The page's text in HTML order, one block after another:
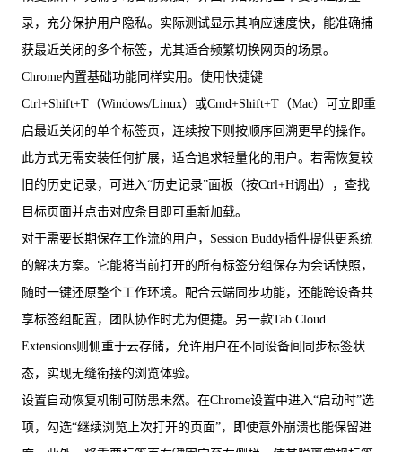
录，充分保护用户隐私。实际测试显示其响应速度快，能准确捕
获最近关闭的多个标签，尤其适合频繁切换网页的场景。
Chrome内置基础功能同样实用。使用快捷键
Ctrl+Shift+T（Windows/Linux）或Cmd+Shift+T（Mac）可立即重
启最近关闭的单个标签页，连续按下则按顺序回溯更早的操作。
此方式无需安装任何扩展，适合追求轻量化的用户。若需恢复较
旧的历史记录，可进入“历史记录”面板（按Ctrl+H调出），查找
目标页面并点击对应条目即可重新加载。
对于需要长期保存工作流的用户，Session Buddy插件提供更系统
的解决方案。它能将当前打开的所有标签分组保存为会话快照，
随时一键还原整个工作环境。配合云端同步功能，还能跨设备共
享标签组配置，团队协作时尤为便捷。另一款Tab Cloud
Extensions则侧重于云存储，允许用户在不同设备间同步标签状
态，实现无缝衔接的浏览体验。
设置自动恢复机制可防患未然。在Chrome设置中进入“启动时”选
项，勾选“继续浏览上次打开的页面”，即使意外崩溃也能保留进